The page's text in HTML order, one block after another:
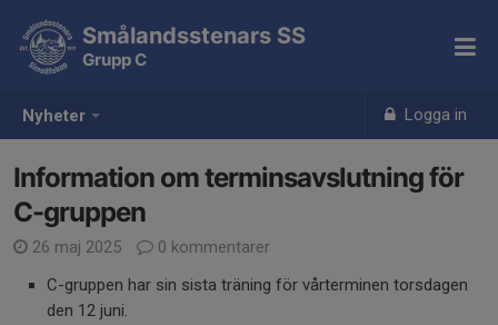
Nyheter Logga in
Smålandsstenars SS
Grupp C
Information om terminsavslutning för
C-gruppen
26 maj 2025
0 kommentarer
C-gruppen har sin sista träning för vårterminen torsdagen
den 12 juni.